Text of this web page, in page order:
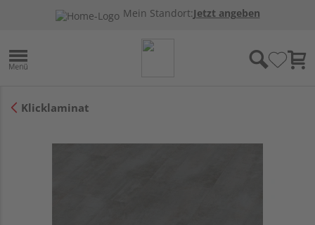
Mein Standort:Jetzt angeben
Klicklaminat